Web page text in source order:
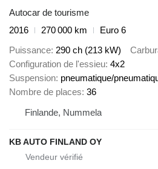
Autocar de tourisme
2016
270 000 km
Euro 6
Puissance 290 ch (213 kW)
Configuration de l'essieu 4x2
Suspension pneumatique/
Nombre de places 36
Finlande, Nummela
KB AUTO FINLAND OY